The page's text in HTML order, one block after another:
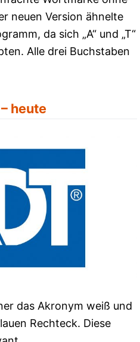
neuen Version ähnelte
da sich „A“ und „T“
Alle drei Buchstaben
heute
das Akronym weiß und
Rechteck. Diese